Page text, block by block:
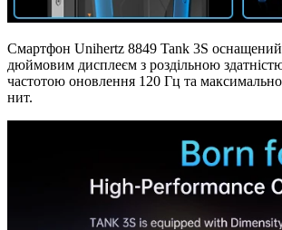
Смартфон Unihertz 8849 Tank 3S
дюймовим дисплеєм з роздільною
частотою оновлення 120 Гц та
нит.